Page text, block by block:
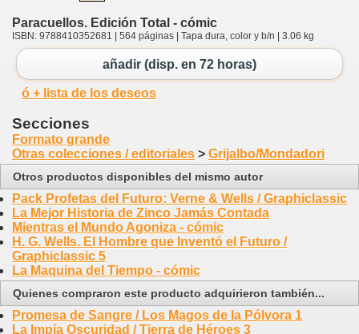
Paracuellos. Edición Total - cómic
ISBN: 9788410352681 | 564 páginas | Tapa dura, color y b/n | 3.06 kg
añadir (disp. en 72 horas)
ó + lista de los deseos
Secciones
Formato grande
Otras colecciones / editoriales > Grijalbo/Mondadori
Otros productos disponibles del mismo autor
Pack Profetas del Futuro: Verne & Wells / Graphiclassic
La Mejor Historia de Zinco Jamás Contada
Mientras el Mundo Agoniza - cómic
H. G. Wells. El Hombre que Inventó el Futuro /
Graphiclassic 5
La Maquina del Tiempo - cómic
Quienes compraron este producto adquirieron también...
Promesa de Sangre / Los Magos de la Pólvora 1
La Impía Oscuridad / Tierra de Héroes 3